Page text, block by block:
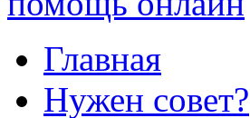
Главная
Нужен совет?